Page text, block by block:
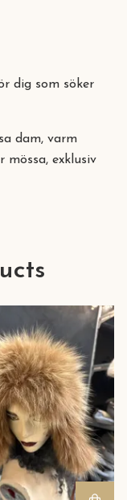
dig som söker
dam, varm
mössa, exklusiv